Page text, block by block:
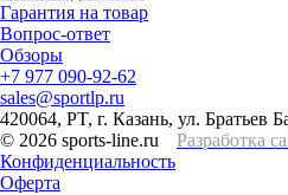
Гарантия на товар
Вопрос-ответ
Обзоры
+7 977 090-92-62
sales@sportlp.ru
420064, PT, г. Казань, ул. Братьев
© 2026 sports-line.ru
Разработка
Конфиденциальность
Оферта